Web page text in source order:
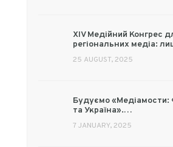
XIV Медійний Конгрес
регіональних медіа:
25 AUGUST, 2025
Будуємо «Медіамости:
та Україна».…
7 JANUARY, 2025